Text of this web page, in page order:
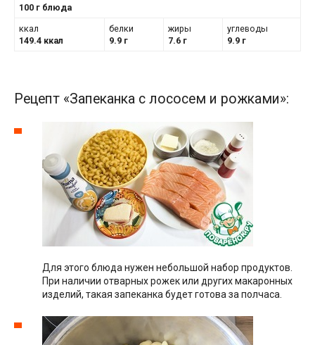
100 г блюда
ккал
149.4 ккал
белки
9.9 г
жиры
7.6 г
углеводы
9.9 г
Рецепт «Запеканка с лососем и рожками»:
Для этого блюда нужен небольшой набор продуктов.
При наличии отварных рожек или других макаронных
изделий, такая запеканка будет готова за полчаса.